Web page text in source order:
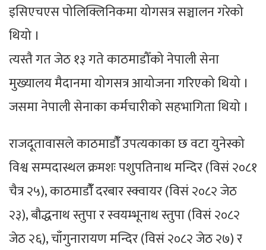
इसिएचएस पोलिक्लिनिकमा योगसत्र सञ्चालन गरेको
थियो ।
त्यस्तै गत जेठ १३ गते काठमाडौँको नेपाली सेना
मुख्यालय मैदानमा योगसत्र आयोजना गरिएको थियो ।
जसमा नेपाली सेनाका कर्मचारीको सहभागिता थियो ।
राजदूतावासले काठमाडौंँ उपत्यकाका छ वटा युनेस्को
विश्व सम्पदास्थल क्रमशः पशुपतिनाथ मन्दिर (विसं २०८१
चैत्र २५), काठमाडौंँ दरबार स्क्वायर (विसं २०८२ जेठ
२३), बौद्धनाथ स्तुपा र स्वयम्भूनाथ स्तुपा (विसं २०८२
जेठ २६), चाँगुनारायण मन्दिर (विसं २०८२ जेठ २७) र